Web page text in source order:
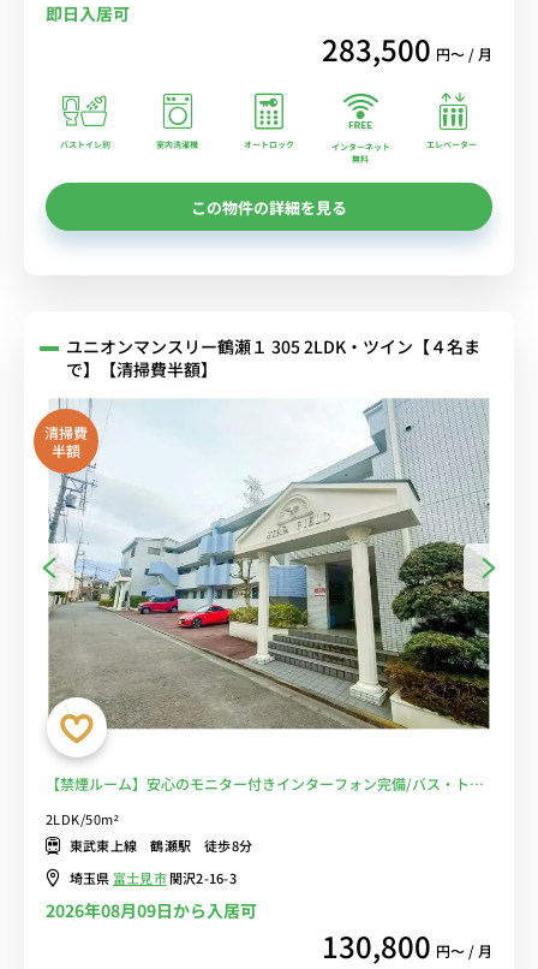
即日入居可
283,500 円〜 / 月
バストイレ別 室内洗濯機 オートロック
インターネット
無料
エレベーター
この物件の詳細を見る
ユニオンマンスリー鶴瀬１ 305 2LDK・ツイン【４名ま
で】【清掃費半額】
清掃費
半額
【禁煙ルーム】安心のモニター付きインターフォン完備/バス・トイ
レ別＆ローテーブル＆ソファ＆たっぷり収納2ドア冷蔵庫など生活家
電のある快適なお部屋/コンビニ至近/週末はつるせ西ゆうゆうの丘公
園でのんびり■選べるWi-Fi格安レンタル中！
2LDK/50m²
東武東上線 鶴瀬駅 徒歩8分
埼玉県富士見市関沢2-16-3
2026年08月09日から入居可
130,800 円〜 / 月